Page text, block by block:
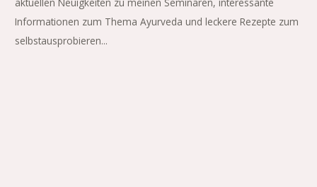
Informationen zum Thema Ayurveda und leckere Rezepte zum
selbstausprobieren...